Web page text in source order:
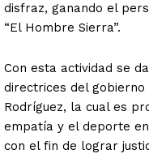
disfraz, ganando el
“El Hombre Sierra”.
Con esta actividad se
directrices del gobierno
Rodríguez, la cual es
empatía y el deporte
con el fin de lograr